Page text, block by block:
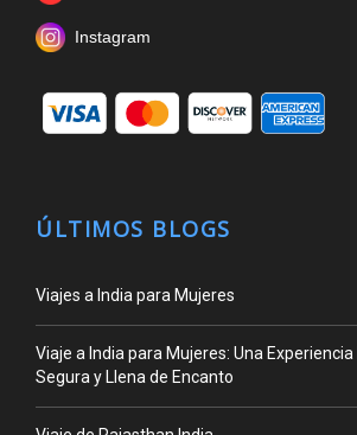
Instagram
ÚLTIMOS BLOGS
Viajes a India para Mujeres
Viaje a India para Mujeres: Una
Segura y Llena de Encanto